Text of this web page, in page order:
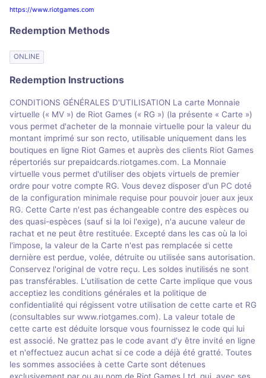
https://www.riotgames.com
Redemption Methods
ONLINE
Redemption Instructions
CONDITIONS GÉNÉRALES D'UTILISATION La carte Monnaie
virtuelle (« MV ») de Riot Games (« RG ») (la présente « Carte »)
vous permet d'acheter de la monnaie virtuelle pour la valeur du
montant imprimé sur son recto, utilisable uniquement dans les
boutiques en ligne Riot Games et auprès des clients Riot Games
répertoriés sur prepaidcards.riotgames.com. La Monnaie
virtuelle vous permet d'utiliser des objets virtuels de premier
ordre pour votre compte RG. Vous devez disposer d'un PC doté
de la configuration minimale requise pour pouvoir jouer aux jeux
RG. Cette Carte n'est pas échangeable contre des espèces ou
des quasi-espèces (sauf si la loi l'exige), n'a aucune valeur de
rachat et ne peut être restituée. Excepté dans les cas où la loi
l'impose, la valeur de la Carte n'est pas remplacée si cette
dernière est perdue, volée, détruite ou utilisée sans autorisation.
Conservez l'original de votre reçu. Les soldes inutilisés ne sont
pas transférables. L'utilisation de cette Carte implique que vous
acceptiez les conditions générales et la politique de
confidentialité qui régissent votre utilisation de cette carte et RG
(consultables sur www.riotgames.com). La valeur totale de
cette carte est déduite lorsque vous fournissez le code qui lui
est associé. Ne grattez pas le code avant d'y être invité en ligne
et n'effectuez aucun achat si ce code a déjà été gratté. Toutes
les sommes associées à cette Carte sont détenues
exclusivement par ou au nom de Riot Games Ltd, qui, avec ses